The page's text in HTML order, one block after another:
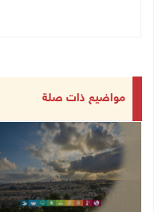
مواضيع ذات صلة